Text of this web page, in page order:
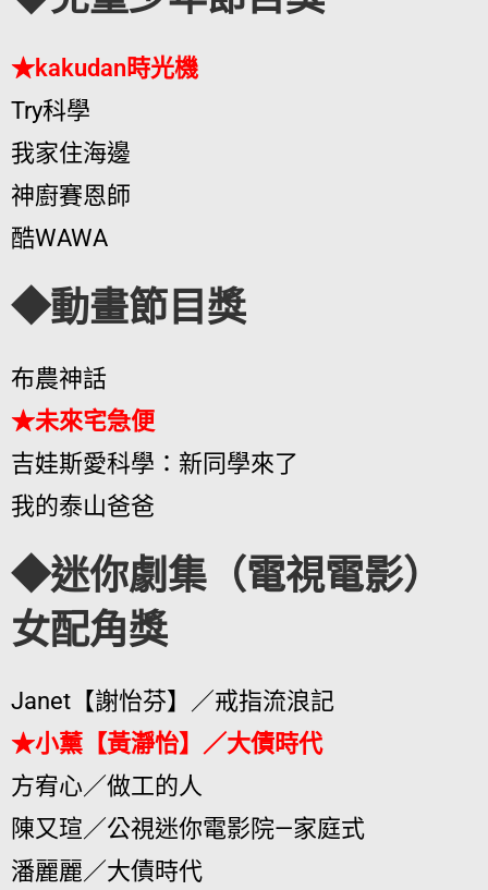
★kakudan時光機
Try科學
我家住海邊
神廚賽恩師
酷WAWA
◆動畫節目獎
布農神話
★未來宅急便
吉娃斯愛科學：新同學來了
我的泰山爸爸
◆迷你劇集（電視電影）
女配角獎
Janet【謝怡芬】／戒指流浪記
★小薰【黃瀞怡】／大債時代
方宥心／做工的人
陳又瑄／公視迷你電影院—家庭式
潘麗麗／大債時代